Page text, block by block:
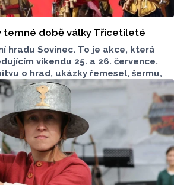
temné době války Třicetileté
hradu Sovinec. To je akce, která
víkendu 25. a 26. července.
o hrad, ukázky řemesel, šermu,
pohádky. Olomoucký
ve které můžete vyhrát rodinné